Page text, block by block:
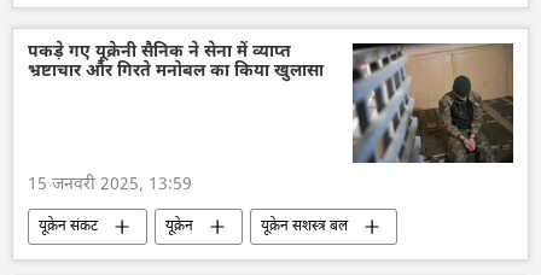
भारत का विकास
दिल्ली
बांग्लादेश
हसीना शेख
ढाका
द्विपक्षीय रिश्ते
पकड़े गए यूक्रेनी सैनिक ने सेना में व्याप्त
भ्रष्टाचार और गिरते मनोबल का किया खुलासा
15 जनवरी 2025, 13:59
यूक्रेन संकट यूक्रेन
यूक्रेन सशस्त्र बल
रूसी सेना
रूस
सुरक्षा बल